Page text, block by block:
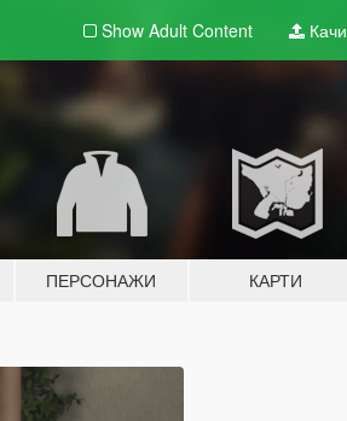
Show Adult Content Качи
ПЕРСОНАЖИ КАРТИ